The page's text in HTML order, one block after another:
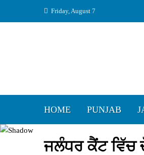
Friday, August 7
HOME PUNJAB
ਜਲੰਧਰ ਕੈਂਟ ਵਿੱਚ